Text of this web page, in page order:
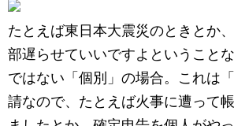
たとえば東日本大震災のときとか
部遅らせていいですよということ
ではない「個別」の場合。これは
請なので、たとえば火事に遭って